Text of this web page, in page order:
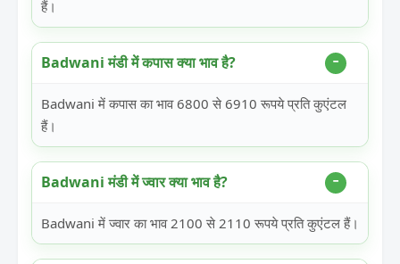
हैं।
Badwani मंडी में कपास क्या भाव है?
Badwani में कपास का भाव 6800 से 6910 रूपये प्रति कुएंटल
हैं।
Badwani मंडी में ज्वार क्या भाव है?
Badwani में ज्वार का भाव 2100 से 2110 रूपये प्रति कुएंटल हैं।